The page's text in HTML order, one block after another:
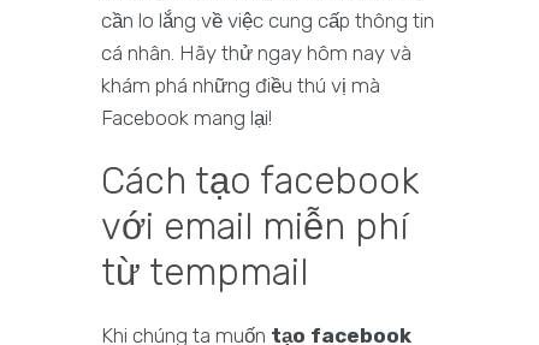
cần lo lắng về việc cung cấp thông tin
cá nhân. Hãy thử ngay hôm nay và
khám phá những điều thú vị mà
Facebook mang lại!
Cách tạo facebook
với email miễn phí
từ tempmail
Khi chúng ta muốn tạo facebook